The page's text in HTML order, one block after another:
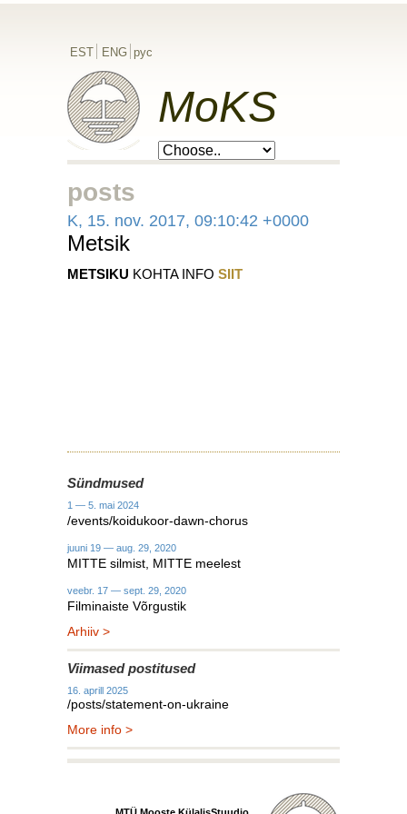
EST ENG рус
MoKS
posts
K, 15. nov. 2017, 09:10:42 +0000
Metsik
METSIKU KOHTA INFO SIIT
Sündmused
1 — 5. mai 2024
/events/koidukoor-dawn-chorus
juuni 19 — aug. 29, 2020
MITTE silmist, MITTE meelest
veebr. 17 — sept. 29, 2020
Filminaiste Võrgustik
Arhiiv >
Viimased postitused
16. aprill 2025
/posts/statement-on-ukraine
More info >